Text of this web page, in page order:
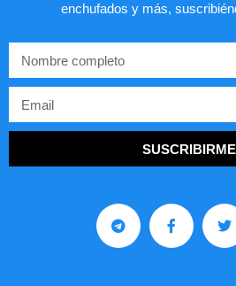
enchufados y más,
SUSCRIBIRME